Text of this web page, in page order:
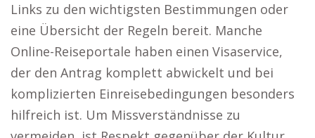
Links zu den wichtigsten Bestimmungen oder
eine Übersicht der Regeln bereit. Manche
Online-Reiseportale haben einen Visaservice,
der den Antrag komplett abwickelt und bei
komplizierten Einreisebedingungen besonders
hilfreich ist. Um Missverständnisse zu